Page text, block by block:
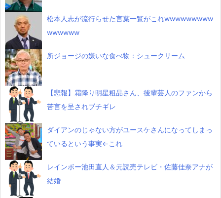
松本人志が流行らせた言葉一覧がこれwwwwwwwww
wwwwww
所ジョージの嫌いな食べ物：シュークリーム
【悲報】霜降り明星粗品さん、後輩芸人のファンから
苦言を呈されブチギレ
ダイアンのじゃない方がユースケさんになってしまっ
ているという事実←これ
レインボー池田直人＆元読売テレビ・佐藤佳奈アナが
結婚